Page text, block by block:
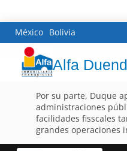
México Bolivia
Alfa
Por su parte, Duque
administraciones
facilidades fisscales
grandes operaciones